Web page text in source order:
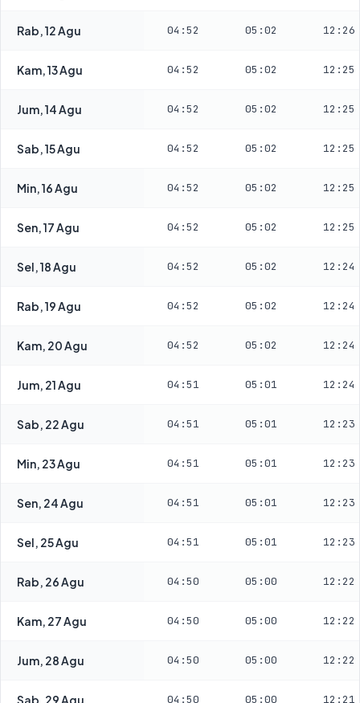
Rab, 12 Agu 04:52 05:02 12:26
Kam, 13 Agu 04:52 05:02 12:25
Jum, 14 Agu 04:52 05:02 12:25
Sab, 15 Agu 04:52 05:02 12:25
Min, 16 Agu 04:52 05:02 12:25
Sen, 17 Agu 04:52 05:02 12:25
Sel, 18 Agu 04:52 05:02 12:24
Rab, 19 Agu 04:52 05:02 12:24
Kam, 20 Agu 04:52 05:02 12:24
Jum, 21 Agu 04:51 05:01 12:24
Sab, 22 Agu 04:51 05:01 12:23
Min, 23 Agu 04:51 05:01 12:23
Sen, 24 Agu 04:51 05:01 12:23
Sel, 25 Agu 04:51 05:01 12:23
Rab, 26 Agu 04:50 05:00 12:22
Kam, 27 Agu 04:50 05:00 12:22
Jum, 28 Agu 04:50 05:00 12:22
Sab, 29 Agu 04:50 05:00 12:21